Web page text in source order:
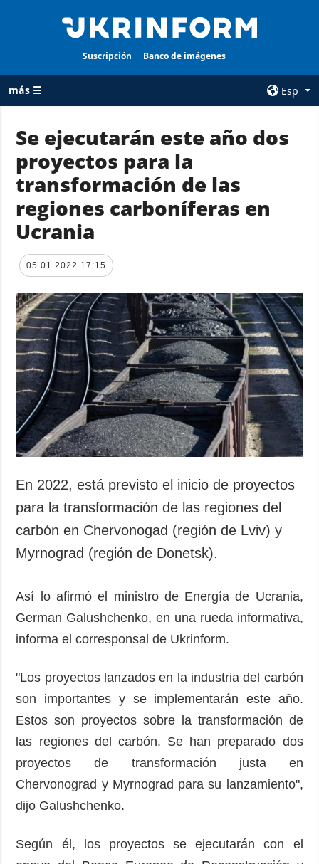
Suscripción Banco de imágenes
más ☰
Esp
TODAS LAS
CATEGORÍAS
Guerra
Reconstrucción
de Ucrania
Política
Economía
Defensa
Sociedad y
Cultura
Deportes
Crimen
Desastres y
emergencias
sobre la agencia
contacto
privacidad y
protección de
datos personales
ADICIONAL
Podcasts
Publicaciones
Entrevistas
Releases
SERVICIOS
Suscripción
Banco de
imágenes
Se ejecutarán este año dos
proyectos para la
transformación de las
regiones carboníferas en
Ucrania
05.01.2022 17:15
En 2022, está previsto el inicio de proyectos
para la transformación de las regiones del
carbón en Chervonogad (región de Lviv) y
Myrnograd (región de Donetsk).
Así lo afirmó el ministro de Energía de Ucrania,
German Galushchenko, en una rueda informativa,
informa el corresponsal de Ukrinform.
"Los proyectos lanzados en la industria del carbón
son importantes y se implementarán este año.
Estos son proyectos sobre la transformación de
las regiones del carbón. Se han preparado dos
proyectos de transformación justa en
Chervonograd y Myrnograd para su lanzamiento",
dijo Galushchenko.
Según él, los proyectos se ejecutarán con el